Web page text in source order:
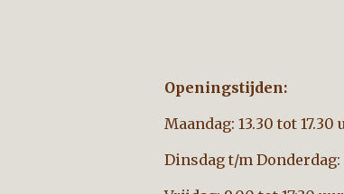
Openingstijden:
Maandag: 13.30 tot 17.30
Dinsdag t/m Donderdag: